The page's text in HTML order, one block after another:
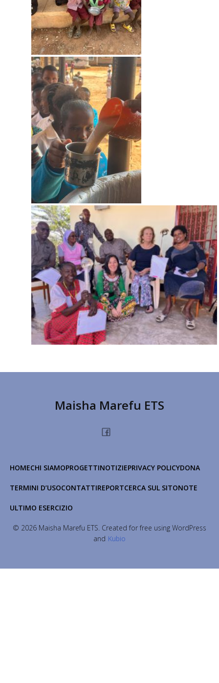
Maisha Marefu ETS
HOMECHI SIAMOPROGETTINOTIZIEPRIVACY POLICYDONA
TERMINI D’USOCONTATTIREPORTCERCA SUL SITONOTE
ULTIMO ESERCIZIO
© 2026 Maisha Marefu ETS. Created for free using WordPress
and Kubio